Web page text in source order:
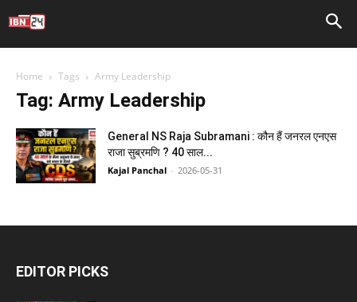
Home Tags Army Leadership
Tag: Army Leadership
General NS Raja Subramani : कौन हैं जनरल एनएस
राजा सुब्रमणि ? 40 साल...
Kajal Panchal - 2026-05-31
EDITOR PICKS